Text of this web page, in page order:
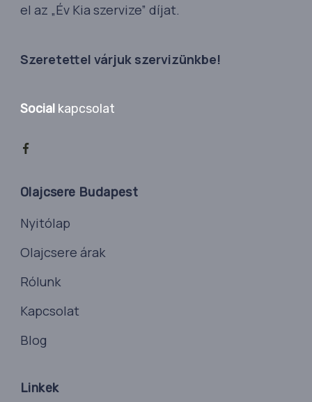
el az „Év Kia szervize” díjat.
Szeretettel várjuk szervizünkbe!
Social kapcsolat
Olajcsere Budapest
Nyitólap
Olajcsere árak
Rólunk
Kapcsolat
Blog
Linkek